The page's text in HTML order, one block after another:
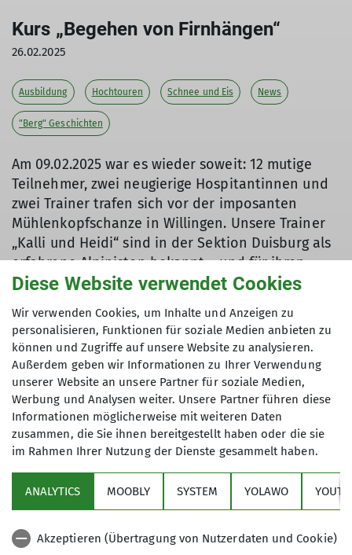
Kurs „Begehen von Firnhängen“
26.02.2025
Ausbildung Hochtouren Schnee und Eis News
"Berg" Geschichten
Am 09.02.2025 war es wieder soweit: 12 mutige
Teilnehmer, zwei neugierige Hospitantinnen und
zwei Trainer trafen sich vor der imposanten
Mühlenkopfschanze in Willingen. Unsere Trainer
„Kalli und Heidi“ sind in der Sektion Duisburg als
erfahrene Alpinisten bekannt – und für ihren
Humor. Aber das Letztere merkten wir erst
Der Blick auf die riesige Sprungschanze ließ uns
ehrfürchtig schlucken – da sollten WIR rauf?! Aber
gut, Steigeisen geschnürt, Pickel gezückt und los
ging's! Erstmal stand das sichere Gehen auf dem
Programm: vorwärts, rückwärts, seitwärts – fast
wie eine Schneeversion von „Let's Dance“. Und
damit nicht genug. Zur Steigerung gab es das
Ganze unter Einsatz des Pickels auch noch am ca.
35° steilen Aufsprunghang.
gemeistert, kam Heidi mit einer neuen Ansage um
Diese Website verwendet Cookies
Wir verwenden Cookies, um Inhalte und Anzeigen zu
personalisieren, Funktionen für soziale Medien anbieten zu
können und Zugriffe auf unsere Website zu analysieren.
Außerdem geben wir Informationen zu Ihrer Verwendung
unserer Website an unsere Partner für soziale Medien,
Werbung und Analysen weiter. Unsere Partner führen diese
Informationen möglicherweise mit weiteren Daten
zusammen, die Sie ihnen bereitgestellt haben oder die sie
im Rahmen Ihrer Nutzung der Dienste gesammelt haben.
ANALYTICS MOOBLY SYSTEM YOLAWO
Akzeptieren (Übertragung von Nutzerdaten und Cookie)